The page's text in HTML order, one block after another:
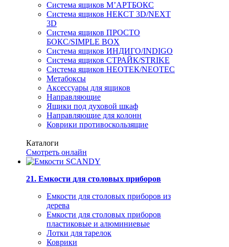
Система ящиков М’АРТБОКС
Система ящиков НЕКСТ 3D/NEXT
3D
Система ящиков ПРОСТО
БОКС/SIMPLE BOX
Система ящиков ИНДИГО/INDIGO
Система ящиков СТРАЙК/STRIKE
Система ящиков НЕОТЕК/NEOTEC
Метабоксы
Аксессуары для ящиков
Направляющие
Ящики под духовой шкаф
Направляющие для колонн
Коврики противоскользящие
Каталоги
Смотреть онлайн
21. Емкости для столовых приборов
Емкости для столовых приборов из
дерева
Емкости для столовых приборов
пластиковые и алюминиевые
Лотки для тарелок
Коврики